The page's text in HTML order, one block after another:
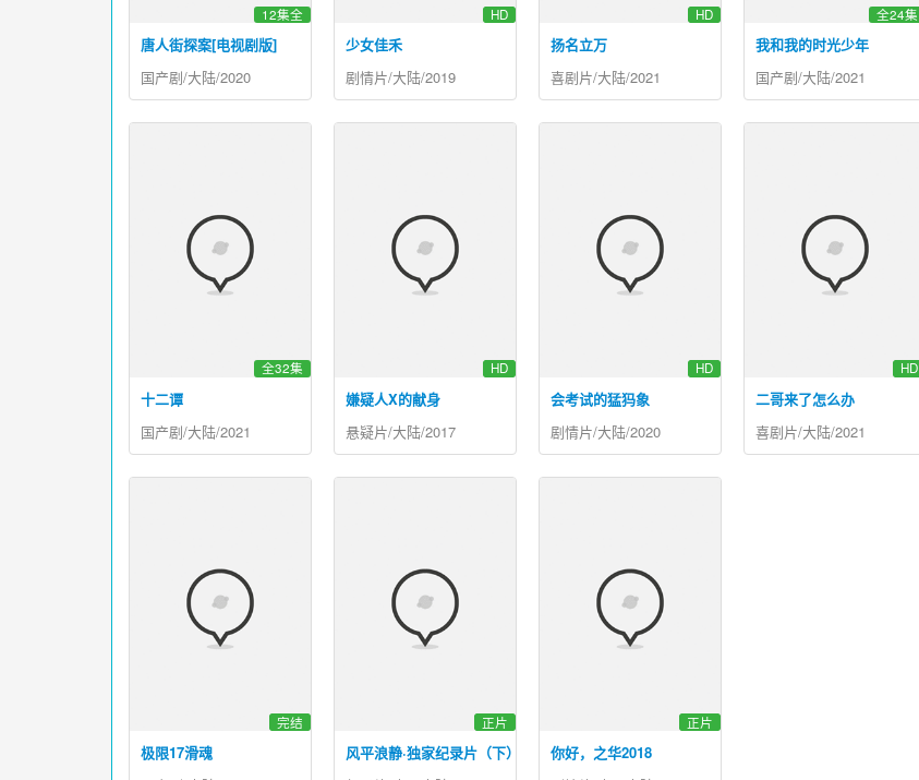
唐人街探案[电视剧版]
12集全
国产剧/大陆/2020
少女佳禾
HD
剧情片/大陆/2019
扬名立万
HD
喜剧片/大陆/2021
我和我的时光少年
全24集
国产剧/大陆/2021
十二谭
全32集
国产剧/大陆/2021
嫌疑人X的献身
HD
悬疑片/大陆/2017
会考试的猛犸象
HD
剧情片/大陆/2020
二哥来了怎么办
HD
喜剧片/大陆/2021
极限17滑魂
完结
风平浪静·独家纪录片（下）
正片
你好，之华2018
正片